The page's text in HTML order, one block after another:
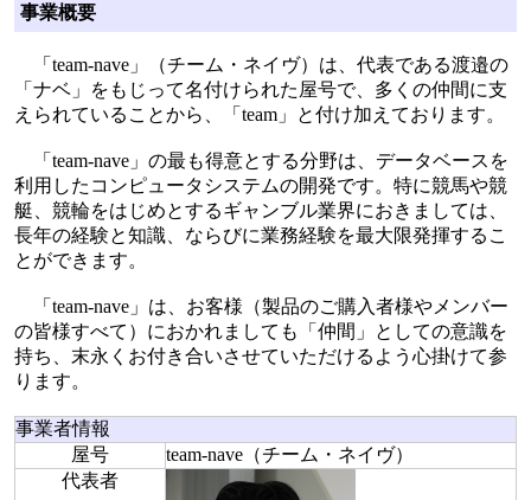
事業概要
「team-nave」（チーム・ネイヴ）は、代表である渡邉の
「ナベ」をもじって名付けられた屋号で、多くの仲間に支
えられていることから、「team」と付け加えております。
「team-nave」の最も得意とする分野は、データベースを
利用したコンピュータシステムの開発です。特に競馬や競
艇、競輪をはじめとするギャンブル業界におきましては、
長年の経験と知識、ならびに業務経験を最大限発揮するこ
とができます。
「team-nave」は、お客様（製品のご購入者様やメンバー
の皆様すべて）におかれましても「仲間」としての意識を
持ち、末永くお付き合いさせていただけるよう心掛けて参
ります。
事業者情報
屋号
team-nave（チーム・ネイヴ）
代表者